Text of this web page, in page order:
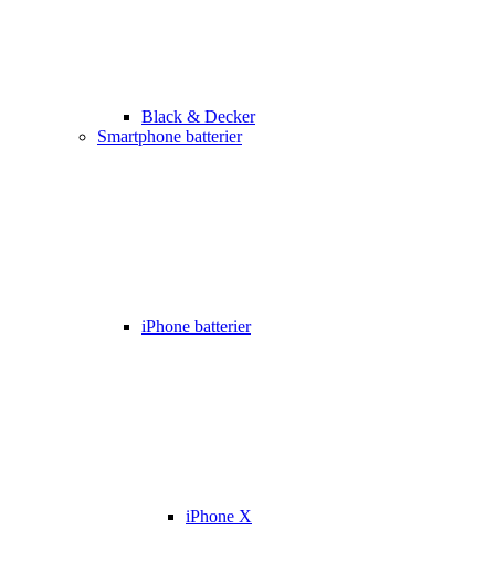
Black & Decker
Smartphone batterier
iPhone batterier
iPhone X